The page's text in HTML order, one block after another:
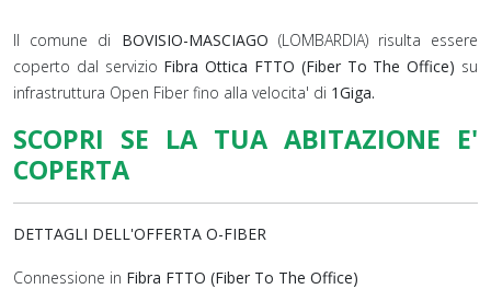
Il comune di BOVISIO-MASCIAGO (LOMBARDIA) risulta essere
coperto dal servizio Fibra Ottica FTTO (Fiber To The Office) su
infrastruttura Open Fiber fino alla velocita' di 1Giga.
SCOPRI SE LA TUA ABITAZIONE E'
COPERTA
DETTAGLI DELL'OFFERTA O-FIBER
Connessione in Fibra FTTO (Fiber To The Office)